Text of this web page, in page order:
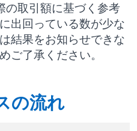
取引額に基づく参考
出回っている数が少な
結果をお知らせできな
ご了承ください。
の流れ